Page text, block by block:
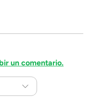
un comentario.